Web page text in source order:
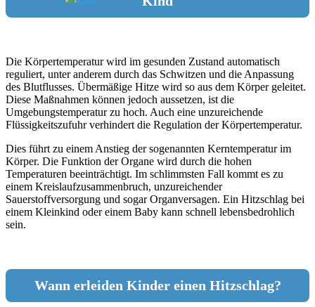
Die Körpertemperatur wird im gesunden Zustand automatisch
reguliert, unter anderem durch das Schwitzen und die Anpassung
des Blutflusses. Übermäßige Hitze wird so aus dem Körper geleitet.
Diese Maßnahmen können jedoch aussetzen, ist die
Umgebungstemperatur zu hoch. Auch eine unzureichende
Flüssigkeitszufuhr verhindert die Regulation der Körpertemperatur.
Dies führt zu einem Anstieg der sogenannten Kerntemperatur im
Körper. Die Funktion der Organe wird durch die hohen
Temperaturen beeinträchtigt. Im schlimmsten Fall kommt es zu
einem Kreislaufzusammenbruch, unzureichender
Sauerstoffversorgung und sogar Organversagen. Ein Hitzschlag bei
einem Kleinkind oder einem Baby kann schnell lebensbedrohlich
sein.
Wann erleiden Kinder einen Hitzschlag?